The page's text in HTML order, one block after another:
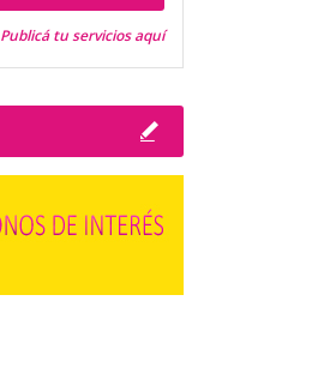
Publicá tu servicios aquí